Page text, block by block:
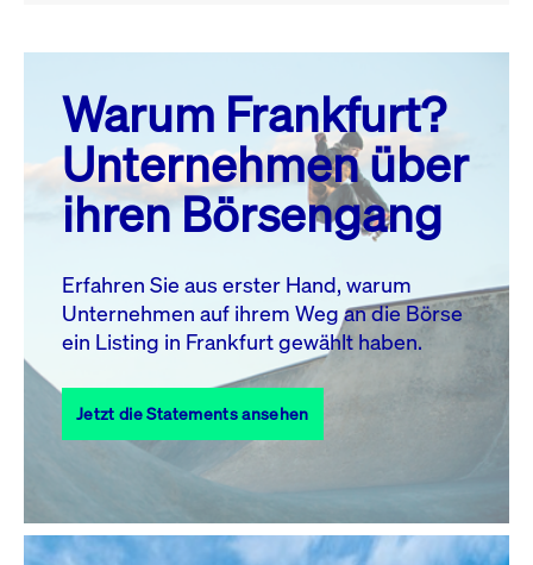
August 26
MO. DI. MI. DO. FR. SA. SO.
1
2
3
4 5 6 7 8
10 11 13 14
17
18 19 20 21 22
23
27 28
31
Alle Events
Warum Frankfurt?
Unternehmen über
ihren Börsengang
Erfahren Sie aus erster Hand, warum
Unternehmen auf ihrem Weg an die Börse
ein Listing in Frankfurt gewählt haben.
Jetzt die Statements ansehen